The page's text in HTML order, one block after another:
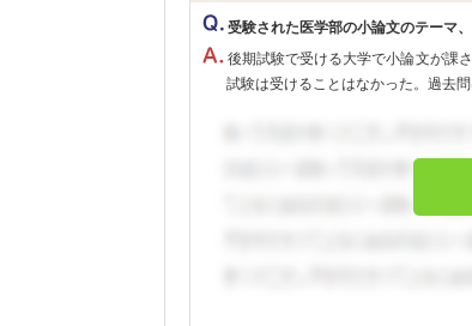
受験された医学部の小論文のテーマ
後期試験で受ける大学で小論文が課
試験は受けることはなかった。過去